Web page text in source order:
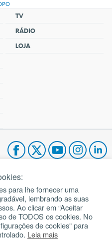
TV
RÁDIO
LOJA
II
para lhe fornecer uma
lembrando as suas
Ao clicar em “Aceitar
de TODOS os cookies. No
de cookies" para
Leia mais